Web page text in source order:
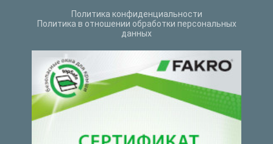
Политика конфиденциальности
Политика в отношении обработки персональных
данных